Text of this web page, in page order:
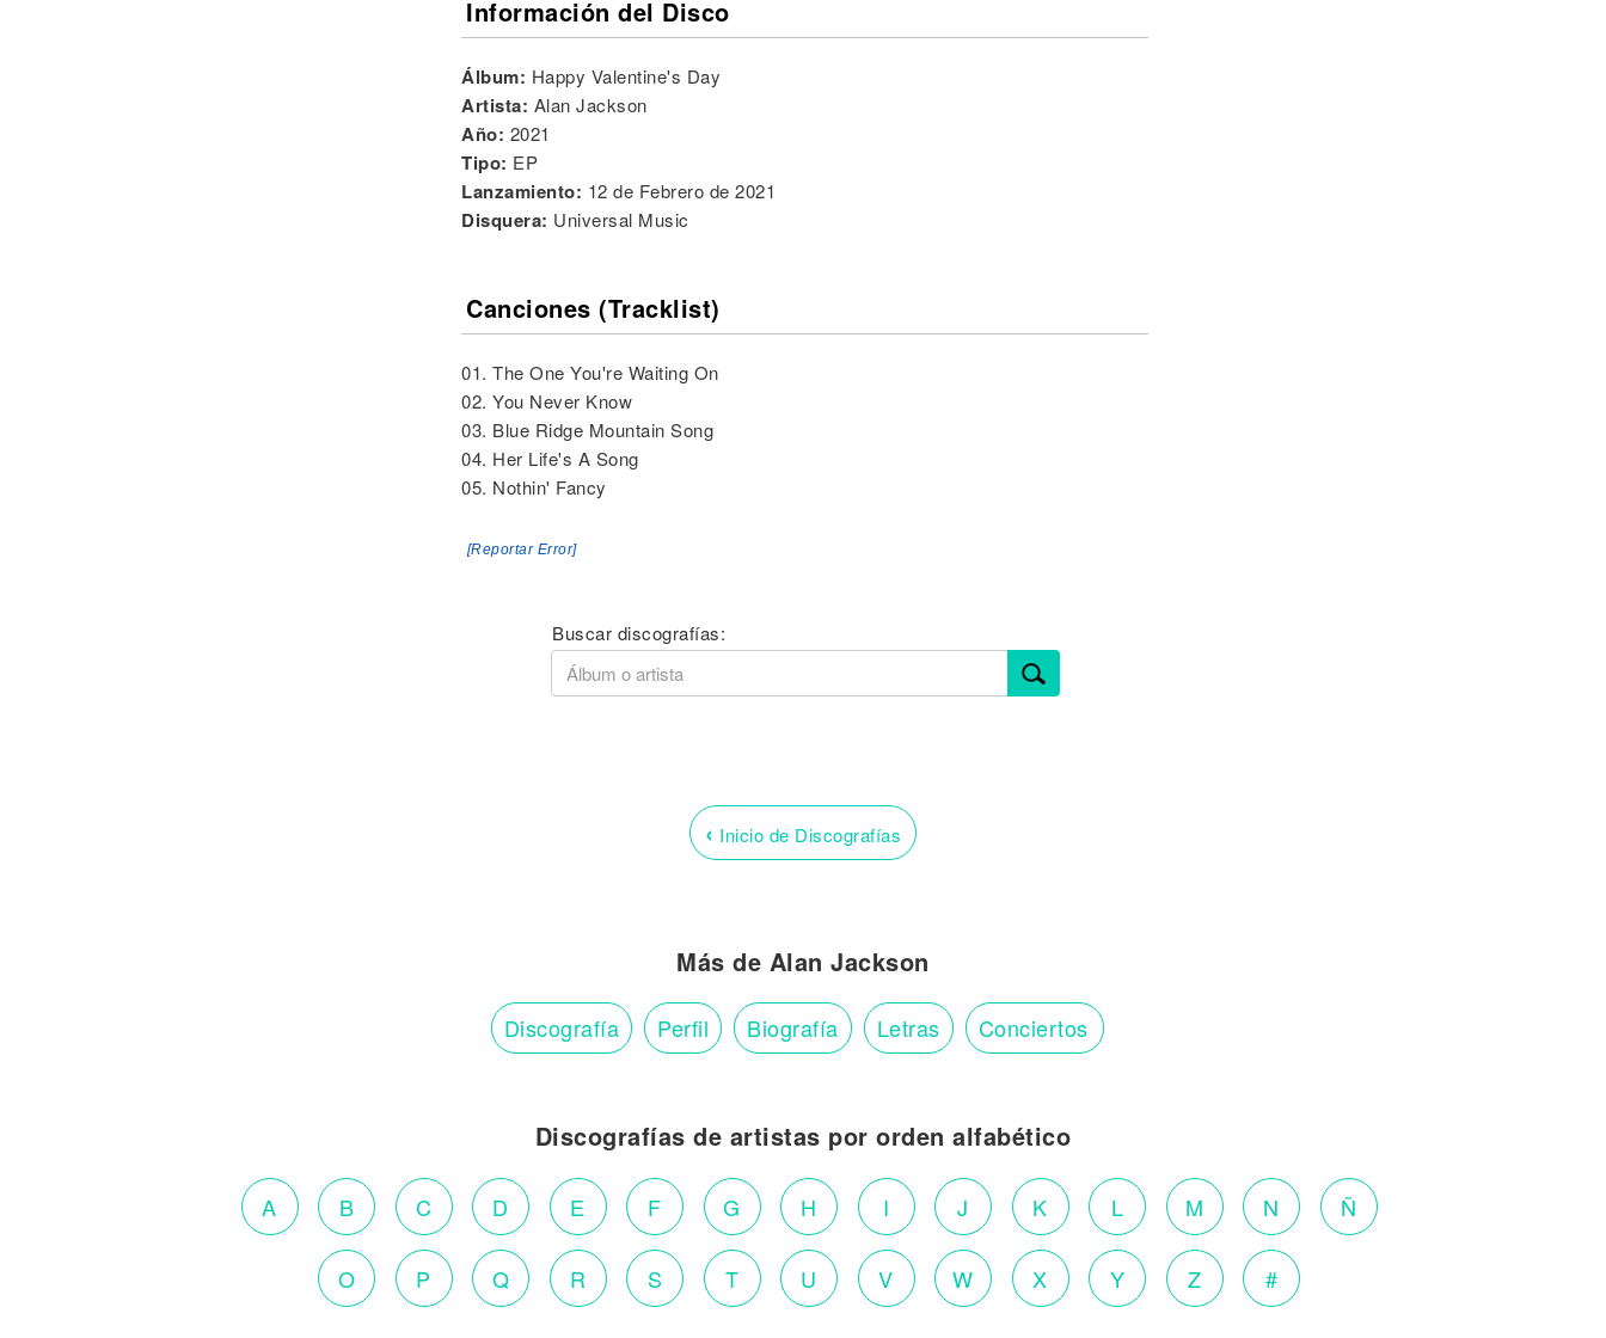
Información del Disco
Álbum: Happy Valentine's Day
Artista: Alan Jackson
Año: 2021
Tipo: EP
Lanzamiento: 12 de Febrero de 2021
Disquera: Universal Music
Canciones (Tracklist)
01. The One You're Waiting On
02. You Never Know
03. Blue Ridge Mountain Song
04. Her Life's A Song
05. Nothin' Fancy
[Reportar Error]
Buscar discografías:
‹ Inicio de Discografías
Más de Alan Jackson
Discografía Perfil Biografía Letras Conciertos
Discografías de artistas por orden alfabético
A B C D E F G H I J K L M N Ñ
O P Q R S T U V W X Y Z #